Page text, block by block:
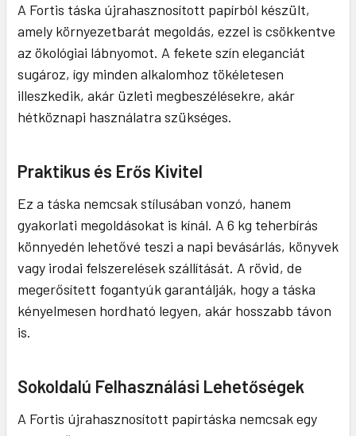
A Fortis táska újrahasznosított papírból készült,
amely környezetbarát megoldás, ezzel is csökkentve
az ökológiai lábnyomot. A fekete szín eleganciát
sugároz, így minden alkalomhoz tökéletesen
illeszkedik, akár üzleti megbeszélésekre, akár
hétköznapi használatra szükséges.
Praktikus és Erős Kivitel
Ez a táska nemcsak stílusában vonzó, hanem
gyakorlati megoldásokat is kínál. A 6 kg teherbírás
könnyedén lehetővé teszi a napi bevásárlás, könyvek
vagy irodai felszerelések szállítását. A rövid, de
megerősített fogantyúk garantálják, hogy a táska
kényelmesen hordható legyen, akár hosszabb távon
is.
Sokoldalú Felhasználási Lehetőségek
A Fortis újrahasznosított papírtáska nemcsak egy